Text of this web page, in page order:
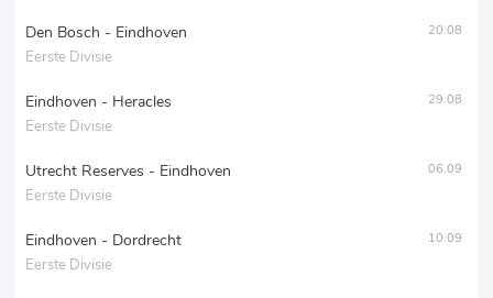
Den Bosch - Eindhoven
Eerste Divisie
20.08
Eindhoven - Heracles
Eerste Divisie
29.08
Utrecht Reserves - Eindhoven
Eerste Divisie
06.09
Eindhoven - Dordrecht
Eerste Divisie
10.09